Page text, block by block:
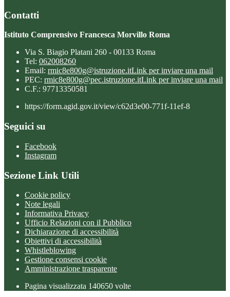
Contatti
Istituto Comprensivo Francesca Morvillo Roma
Via S. Biagio Platani 260 - 00133 Roma
Tel: 062008260
Email: rmic8e800g@istruzione.itLink per inviare una mail
PEC: rmic8e800g@pec.istruzione.itLink per inviare una mail
C.F.: 97713350581
https://form.agid.gov.it/view/c62d3e00-771f-11ef-8
Seguici su
Facebook
Instagram
Sezione Link Utili
Cookie policy
Note legali
Informativa Privacy
Ufficio Relazioni con il Pubblico
Dichiarazione di accessibilità
Obiettivi di accessibilità
Whistleblowing
Gestione consensi cookie
Amministrazione trasparente
Pagina visualizzata 140650 volte